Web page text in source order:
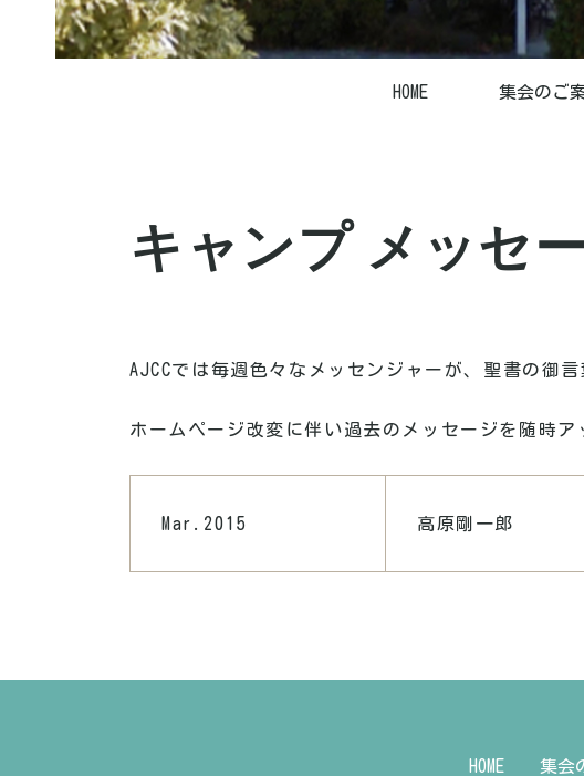
HOME 集会のご
キャンプ メッセ
AJCCでは毎週色々なメッセンジャーが、聖書の御
ホームページ改変に伴い過去のメッセージを随時
Mar.2015 高原剛一郎
HOME 集会